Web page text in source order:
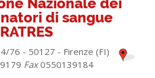
di sangue
76 - 50127 - Firenze (FI)
Fax0550139184